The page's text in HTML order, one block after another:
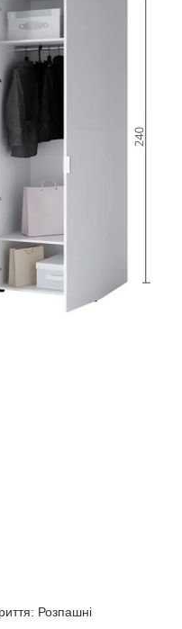
Розпашні